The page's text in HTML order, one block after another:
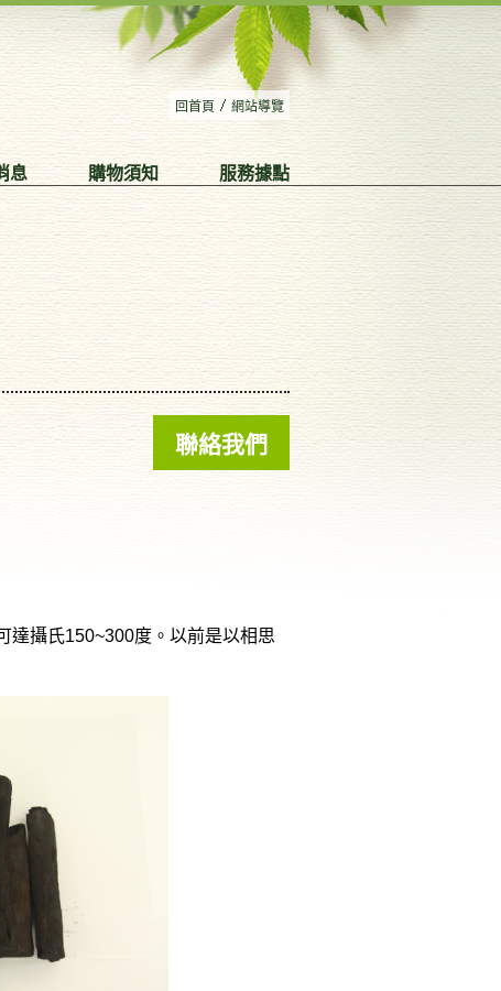
回首頁 網站導覽
息 購物須知 服務據點
聯絡我們
達攝氏150~300度。以前是以相思